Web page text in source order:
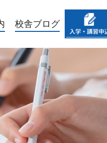
校舎ブログ